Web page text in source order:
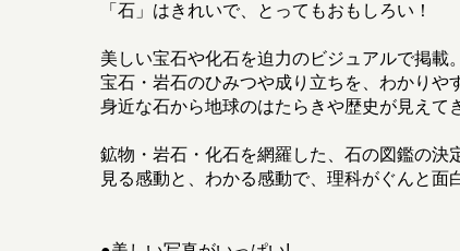
「石」はきれいで、とってもおもしろい！
美しい宝石や化石を迫力のビジュアルで掲載。
宝石・岩石のひみつや成り立ちを、わかりや
身近な石から地球のはたらきや歴史が見えて
鉱物・岩石・化石を網羅した、石の図鑑の決
見る感動と、わかる感動で、理科がぐんと面